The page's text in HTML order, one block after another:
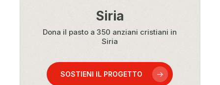
Siria
Dona il pasto a 350 anziani cristiani in
Siria
SOSTIENI IL PROGETTO